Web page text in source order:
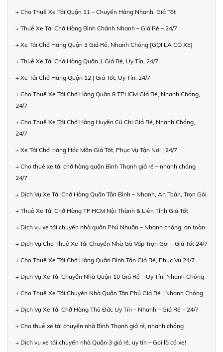
+ Cho Thuê Xe Tải Quận 11 – Chuyển Hàng Nhanh, Giá Tốt
+ Thuê Xe Tải Chở Hàng Bình Chánh Nhanh – Giá Rẻ – 24/7
+ Xe Tải Chở Hàng Quận 3 Giá Rẻ, Nhanh Chóng [GỌI LÀ CÓ XE]
+ Thuê Xe Tải Chở Hàng Quận 1 Giá Rẻ, Uy Tín, 24/7
+ Xe Tải Chở Hàng Quận 12 | Giá Tốt, Uy Tín, 24/7
+ Cho Thuê Xe Tải Chở Hàng Quận 8 TPHCM Giá Rẻ, Nhanh Chóng,
24/7
+ Cho Thuê Xe Tải Chở Hàng Huyện Củ Chi Giá Rẻ, Nhanh Chóng,
24/7
+ Xe Tải Chở Hàng Hóc Môn Giá Tốt, Phục Vụ Tận Nơi | 24/7
+ Cho thuê xe tải chở hàng quận Bình Thạnh giá rẻ – nhanh chóng
24/7
+ Dịch Vụ Xe Tải Chở Hàng Quận Tân Bình – Nhanh, An Toàn, Trọn Gói
+ Thuê Xe Tải Chở Hàng TP.HCM Nội Thành & Liên Tỉnh Giá Tốt
+ Dịch vụ xe tải chuyển nhà quận Phú Nhuận – Nhanh chóng, an toàn
+ Dịch Vụ Cho Thuê Xe Tải Chuyển Nhà Gò Vấp Trọn Gói – Giá Tốt 24/7
+ Cho Thuê Xe Tải Chở Hàng Quận Bình Tân Giá Rẻ, Phục Vụ 24/7
+ Dịch Vụ Xe Tải Chuyển Nhà Quận 10 Giá Rẻ – Uy Tín, Nhanh Chóng
+ Cho Thuê Xe Tải Chuyển Nhà Quận Tân Phú Giá Rẻ | Nhanh Chóng
+ Dịch Vụ Xe Tải Chở Hàng Thủ Đức Uy Tín – Nhanh – Giá Rẻ – 24/7
+ Cho thuê xe tải chuyển nhà Bình Thạnh giá rẻ, nhanh chóng
+ Dịch vụ xe tải chuyển nhà Quận 3 giá rẻ, uy tín – Gọi là có xe!